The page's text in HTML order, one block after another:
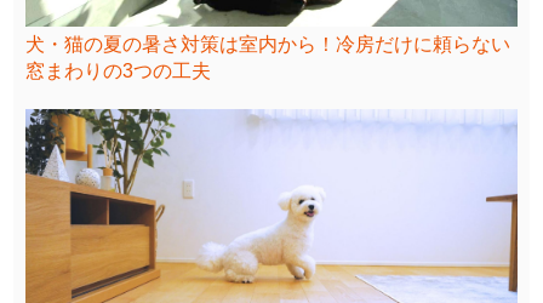
犬・猫の夏の暑さ対策は室内から！冷房だけに頼らない
窓まわりの3つの工夫